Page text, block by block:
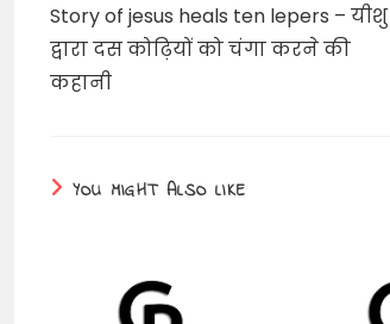
articles
Story of jesus heals ten lepers – यीशु
द्वारा दस कोढ़ियों को चंगा करने की
कहानी
YOU MIGHT ALSO LIKE